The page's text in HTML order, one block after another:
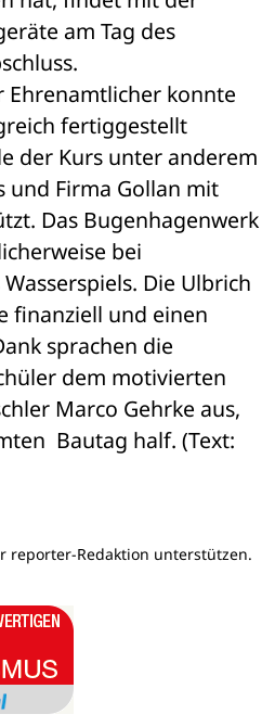
am Tag des
Ehrenamtlicher konnte
fertiggestellt
der Kurs unter anderem
und Firma Gollan mit
Das Bugenhagenwerk
bei
Die Ulbrich
finanziell und einen
sprachen die
dem motivierten
Marco Gehrke aus,
Bautag half. (Text:
reporter-Redaktion unterstützen.